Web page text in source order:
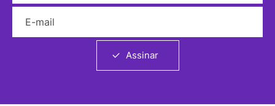
Assinar